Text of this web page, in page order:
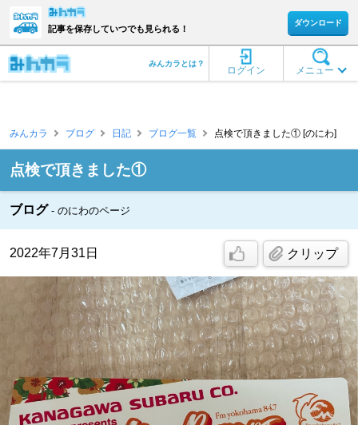
記事を保存していつでも見られる！
ダウンロード
メニュー
ログイン
みんカラとは？
みんカラ ブログ 日記 ブログ一覧 点検で頂きました① [のにわ]
点検で頂きました①
ブログ のにわのページ
2022年7月31日 クリップ